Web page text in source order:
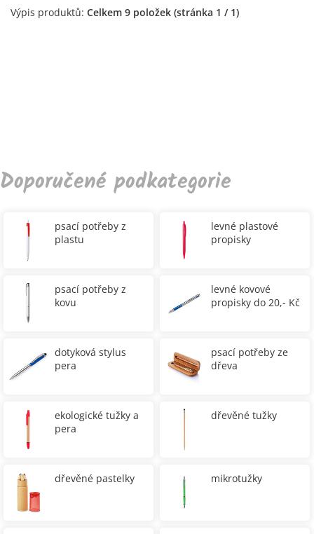
Výpis produktů: Celkem 9 položek (stránka 1 / 1)
Doporučené podkategorie
psací potřeby z
plastu
levné plastové
propisky
psací potřeby z
kovu
levné kovové
propisky do 20,- Kč
dotyková stylus
pera
psací potřeby ze
dřeva
ekologické tužky a
pera
dřevěné tužky
dřevěné pastelky mikrotužky